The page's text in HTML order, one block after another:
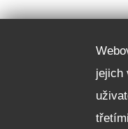
jejich